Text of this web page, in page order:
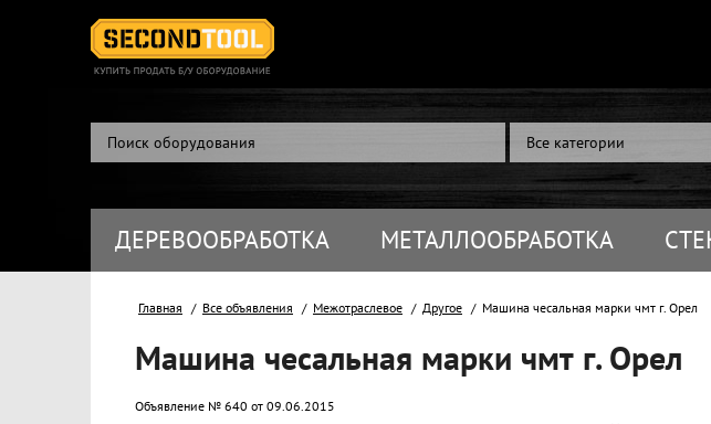
Все категории
ДЕРЕВООБРАБОТКА МЕТАЛЛООБРАБОТКА
Главная Все объявления Межотраслевое Другое Машина чесальная марки чмт г. Орел
Машина чесальная марки чмт г. Орел
Объявление № 640 от 09.06.2015